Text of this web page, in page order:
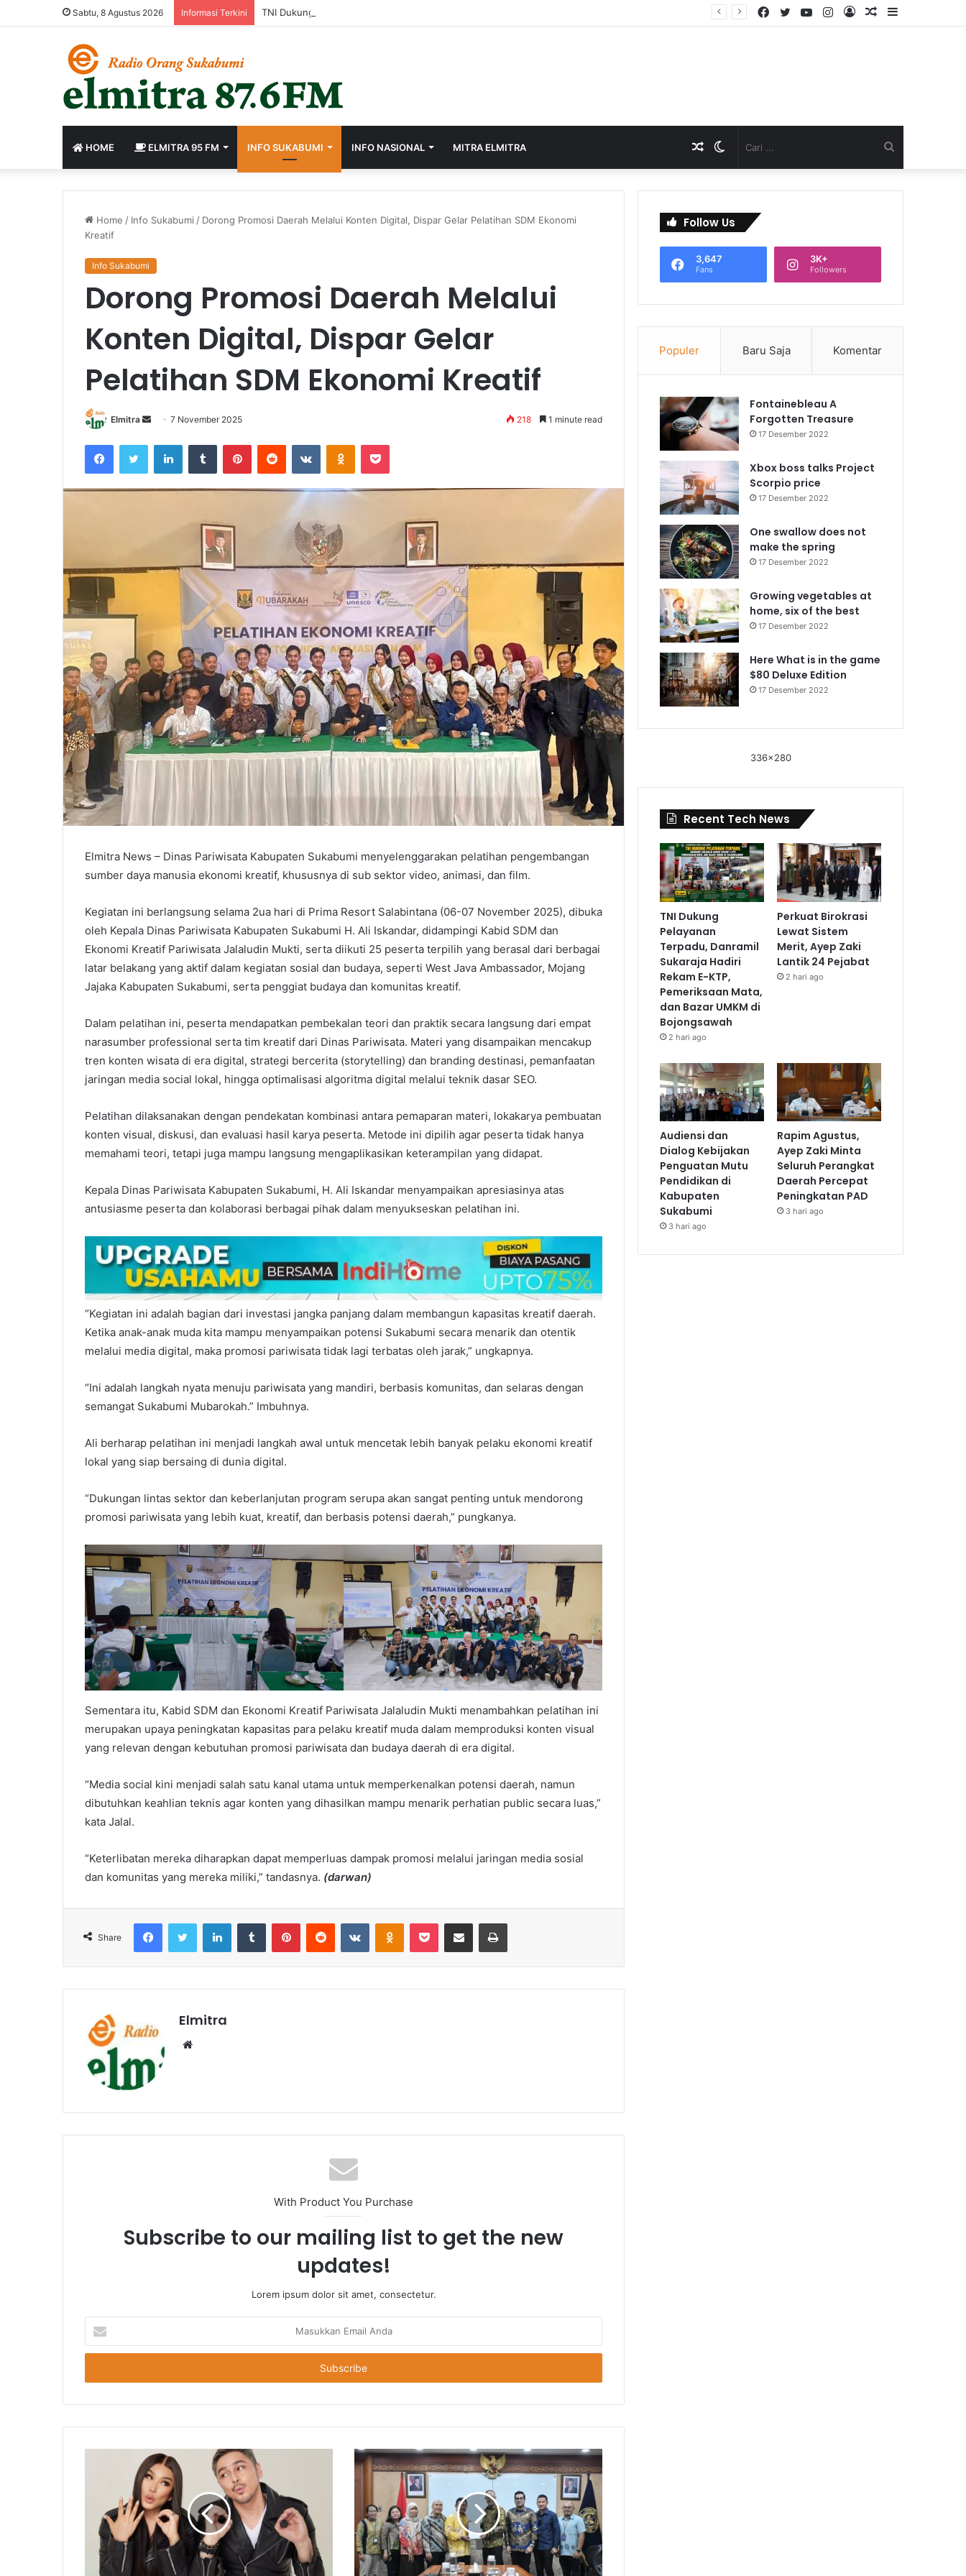
Sabtu, 8 Agustus 2026 Informasi Terkini Sidebar
Artikel
Log
Instagram
YouTube
Twitter
Facebook
HOME ELMITRA 95 FM INFO SUKABUMI INFO NASIONAL MITRA ELMITRA
...
Switch
skin
Artikel
Acak
Home / Info Sukabumi / Dorong Promosi Daerah Melalui Konten Digital, Dispar Gelar Pelatihan SDM Ekonomi
Kreatif
Info Sukabumi
Dorong Promosi Daerah Melalui
Konten Digital, Dispar Gelar
Pelatihan SDM Ekonomi Kreatif
Elmitra
Send
email
7 November 2025 218 1 minute read
FacebookTwitter LinkedInTumblr PinterestReddit VKontakteOdnoklassniki
Pocket
Elmitra News – Dinas Pariwisata Kabupaten Sukabumi menyelenggarakan pelatihan pengembangan
sumber daya manusia ekonomi kreatif, khususnya di sub sektor video, animasi, dan film.
Kegiatan ini berlangsung selama 2ua hari di Prima Resort Salabintana (06-07 November 2025), dibuka
oleh Kepala Dinas Pariwisata Kabupaten Sukabumi H. Ali Iskandar, didampingi Kabid SDM dan
Ekonomi Kreatif Pariwisata Jalaludin Mukti, serta diikuti 25 peserta terpilih yang berasal dari berbagai
latar belakang yang aktif dalam kegiatan sosial dan budaya, seperti West Java Ambassador, Mojang
Jajaka Kabupaten Sukabumi, serta penggiat budaya dan komunitas kreatif.
Dalam pelatihan ini, peserta mendapatkan pembekalan teori dan praktik secara langsung dari empat
narasumber professional serta tim kreatif dari Dinas Pariwisata. Materi yang disampaikan mencakup
tren konten wisata di era digital, strategi bercerita (storytelling) dan branding destinasi, pemanfaatan
jaringan media social lokal, hingga optimalisasi algoritma digital melalui teknik dasar SEO.
Pelatihan dilaksanakan dengan pendekatan kombinasi antara pemaparan materi, lokakarya pembuatan
konten visual, diskusi, dan evaluasi hasil karya peserta. Metode ini dipilih agar peserta tidak hanya
memahami teori, tetapi juga mampu langsung mengaplikasikan keterampilan yang didapat.
Kepala Dinas Pariwisata Kabupaten Sukabumi, H. Ali Iskandar menyampaikan apresiasinya atas
antusiasme peserta dan kolaborasi berbagai pihak dalam menyukseskan pelatihan ini.
“Kegiatan ini adalah bagian dari investasi jangka panjang dalam membangun kapasitas kreatif daerah.
Ketika anak-anak muda kita mampu menyampaikan potensi Sukabumi secara menarik dan otentik
melalui media digital, maka promosi pariwisata tidak lagi terbatas oleh jarak,” ungkapnya.
“Ini adalah langkah nyata menuju pariwisata yang mandiri, berbasis komunitas, dan selaras dengan
semangat Sukabumi Mubarokah.” Imbuhnya.
Ali berharap pelatihan ini menjadi langkah awal untuk mencetak lebih banyak pelaku ekonomi kreatif
lokal yang siap bersaing di dunia digital.
“Dukungan lintas sektor dan keberlanjutan program serupa akan sangat penting untuk mendorong
promosi pariwisata yang lebih kuat, kreatif, dan berbasis potensi daerah,” pungkanya.
Sementara itu, Kabid SDM dan Ekonomi Kreatif Pariwisata Jalaludin Mukti menambahkan pelatihan ini
merupakan upaya peningkatan kapasitas para pelaku kreatif muda dalam memproduksi konten visual
yang relevan dengan kebutuhan promosi pariwisata dan budaya daerah di era digital.
“Media social kini menjadi salah satu kanal utama untuk memperkenalkan potensi daerah, namun
dibutuhkan keahlian teknis agar konten yang dihasilkan mampu menarik perhatian public secara luas,”
kata Jalal.
“Keterlibatan mereka diharapkan dapat memperluas dampak promosi melalui jaringan media sosial
dan komunitas yang mereka miliki,” tandasnya. (darwan)
Share
FacebookTwitter LinkedInTumblr PinterestReddit VKontakteOdnoklassniki
Pocket Share via Email Print
Elmitra
Website
With Product You Purchase
Subscribe to our mailing list to get the new
updates!
Lorem ipsum dolor sit amet, consectetur.
Email
Anda
Follow Us
3,647
Fans
3K+
Followers
Populer Baru Saja Komentar
Fontainebleau A
Forgotten Treasure
17 Desember 2022
Xbox boss talks Project
Scorpio price
17 Desember 2022
One swallow does not
make the spring
17 Desember 2022
Growing vegetables at
home, six of the best
17 Desember 2022
Here What is in the game
$80 Deluxe Edition
17 Desember 2022
336x280
Recent Tech News
TNI Dukung
Pelayanan
Terpadu, Danramil
Sukaraja Hadiri
Rekam E-KTP,
Pemeriksaan Mata,
dan Bazar UMKM di
Bojongsawah
2 hari ago
Perkuat Birokrasi
Lewat Sistem
Merit, Ayep Zaki
Lantik 24 Pejabat
2 hari ago
Audiensi dan
Dialog Kebijakan
Penguatan Mutu
Pendidikan di
Kabupaten
Sukabumi
3 hari ago
Rapim Agustus,
Ayep Zaki Minta
Seluruh Perangkat
Daerah Percepat
Peningkatan PAD
3 hari ago